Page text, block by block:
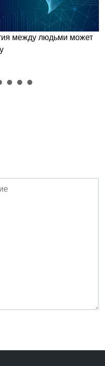
между людьми может